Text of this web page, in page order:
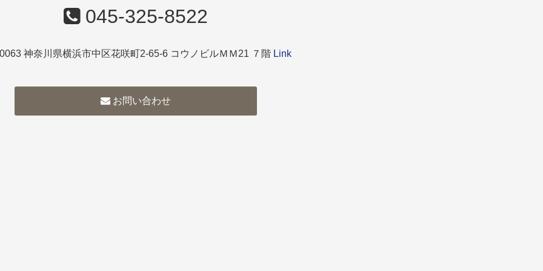
045-325-8522
神奈川県横浜市中区花咲町2-65-6 コウノビルＭＭ21 ７階 Link
お問い合わせ